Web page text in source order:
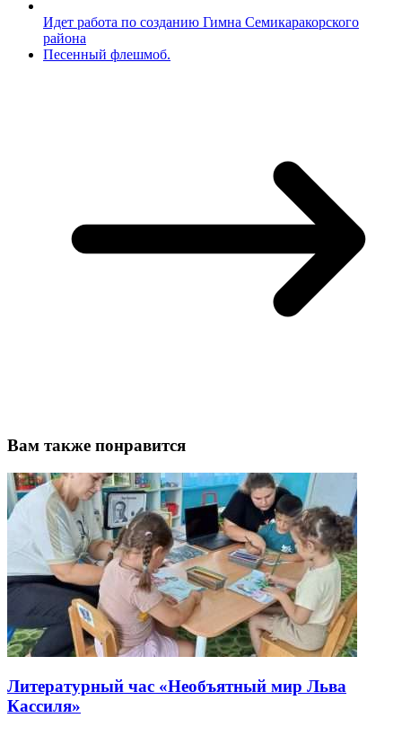
Идет работа по созданию Гимна Семикаракорского
района
Песенный флешмоб.
Вам также понравится
Литературный час «Необъятный мир Льва
Кассиля»